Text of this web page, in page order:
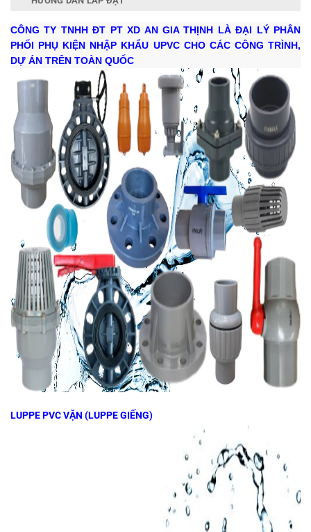
CÔNG TY TNHH ĐT PT XD AN GIA THỊNH LÀ ĐẠI LÝ PHÂN
PHỐI PHỤ KIỆN NHẬP KHẨU UPVC CHO CÁC CÔNG TRÌNH,
DỰ ÁN TRÊN TOÀN QUỐC
LUPPE PVC VẶN (LUPPE GIẾNG)